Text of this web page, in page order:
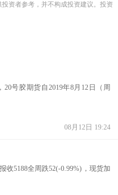
资者参考，并不构成投资建议。投资
号胶期货自2019年8月12日（周
08月12日 19:24
5188全周跌52(-0.99%)，现货加